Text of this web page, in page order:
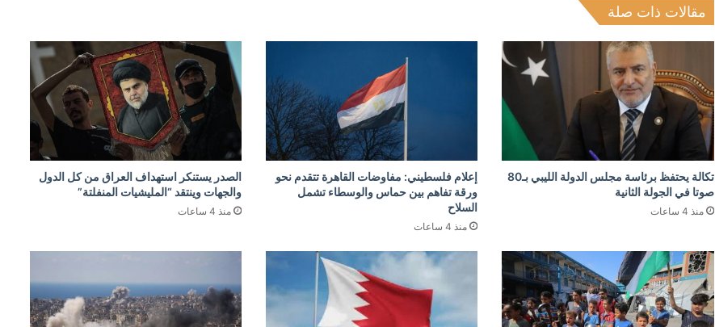
مقالات ذات صلة
تكالة يحتفظ برئاسة مجلس الدولة الليبي بـ80
صوتا في الجولة الثانية
منذ 4 ساعات
إعلام فلسطيني: مفاوضات القاهرة تتقدم نحو
ورقة تفاهم بين حماس والوسطاء تشمل
السلاح
منذ 4 ساعات
الصدر يستنكر استهداف العراق من كل الدول
والجهات وينتقد “المليشيات المنفلتة”
منذ 4 ساعات